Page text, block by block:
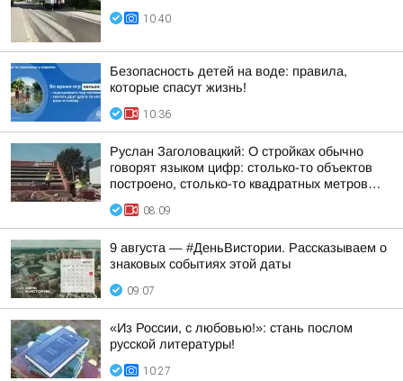
10:40
Безопасность детей на воде: правила,
которые спасут жизнь!
10:36
Руслан Заголовацкий: О стройках обычно
говорят языком цифр: столько-то объектов
построено, столько-то квадратных метров…
08:09
9 августа — #ДеньВистории. Рассказываем о
знаковых событиях этой даты
09:07
«Из России, с любовью!»: стань послом
русской литературы!
10:27